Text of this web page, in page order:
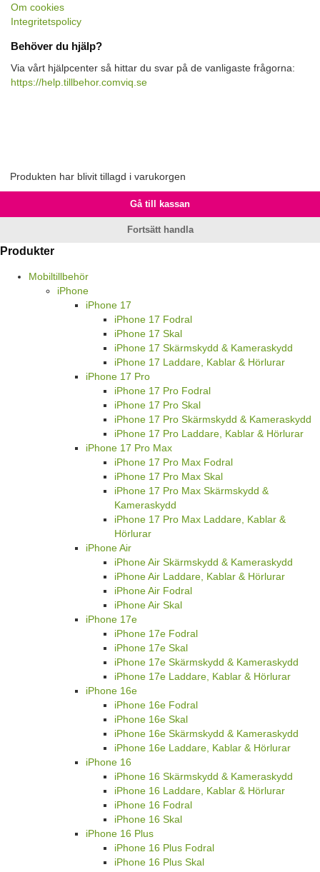
Om cookies
Integritetspolicy
Behöver du hjälp?
Via vårt hjälpcenter så hittar du svar på de vanligaste frågorna:
https://help.tillbehor.comviq.se
Produkten har blivit tillagd i varukorgen
Gå till kassan
Fortsätt handla
Produkter
Mobiltillbehör
iPhone
iPhone 17
iPhone 17 Fodral
iPhone 17 Skal
iPhone 17 Skärmskydd & Kameraskydd
iPhone 17 Laddare, Kablar & Hörlurar
iPhone 17 Pro
iPhone 17 Pro Fodral
iPhone 17 Pro Skal
iPhone 17 Pro Skärmskydd & Kameraskydd
iPhone 17 Pro Laddare, Kablar & Hörlurar
iPhone 17 Pro Max
iPhone 17 Pro Max Fodral
iPhone 17 Pro Max Skal
iPhone 17 Pro Max Skärmskydd &
Kameraskydd
iPhone 17 Pro Max Laddare, Kablar &
Hörlurar
iPhone Air
iPhone Air Skärmskydd & Kameraskydd
iPhone Air Laddare, Kablar & Hörlurar
iPhone Air Fodral
iPhone Air Skal
iPhone 17e
iPhone 17e Fodral
iPhone 17e Skal
iPhone 17e Skärmskydd & Kameraskydd
iPhone 17e Laddare, Kablar & Hörlurar
iPhone 16e
iPhone 16e Fodral
iPhone 16e Skal
iPhone 16e Skärmskydd & Kameraskydd
iPhone 16e Laddare, Kablar & Hörlurar
iPhone 16
iPhone 16 Skärmskydd & Kameraskydd
iPhone 16 Laddare, Kablar & Hörlurar
iPhone 16 Fodral
iPhone 16 Skal
iPhone 16 Plus
iPhone 16 Plus Fodral
iPhone 16 Plus Skal